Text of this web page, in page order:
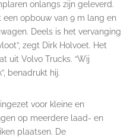
onlangs zijn geleverd.
een opbouw van 9 m lang en
Deels is het vervanging
zegt Dirk Holvoet. Het
uit Volvo Trucks. “Wij
benadrukt hij.
voor kleine en
op meerdere laad- en
plaatsen. De